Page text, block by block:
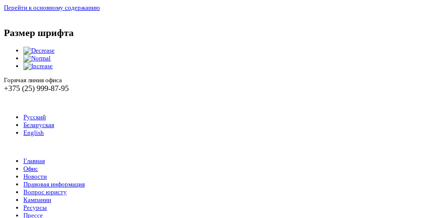
Перейти к основному содержанию
Размер шрифта
Горячая линия офиса
+375 (25) 999-87-95
Русский
Беларуская
English
Главная
Офис
Новости
Правовая информация
Вопрос юристу
Кампании
Ресурсы
Прессе